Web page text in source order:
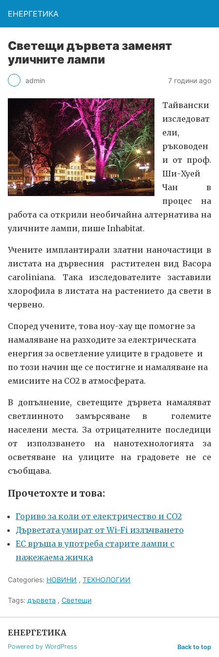
ЕНЕРГЕТИКА
Светещи дървета заменят
уличните лампи
admin 7 години ago
Тайвански
изследоват
ели,
ръководен
и от проф.
Ши-Хуeй
Чан в
процес на
работа са открили необичайна алтернатива на
уличните лампи, пише Inhabitat.
Учените имплантирали златни наночастици в
листата на дървесния растителен вид Bacopa
caroliniana. Така изследователите заставили
хлорофилa в листата на растението да свети в
червено.
Според учените, това ноу-хау ще помогне за
намаляване на разходите за електрическата
енергия за осветление улиците в градовете и
по този начин ще се постигне и намаляване на
емисиите на CO2 в атмосферата.
В допълнение, светещите дървета намаляват
светлинното замърсяване в големите
населени места. За отрицателните последици
от използването на нанотехнологията за
осветяване на улиците на градовете не се
съобщава.
Прочетохте и това:
Гориво за коли от електричество и CO2
Дърветата умират от Wi-Fi излъчването
ЕС връща в употреба старите лампи с
нажежаема жичка
Categories: НОВИНИ , ТЕХНОЛОГИИ
Tags: дървета , Светещи
ЕНЕРГЕТИКА
Powered by WordPress Back to top